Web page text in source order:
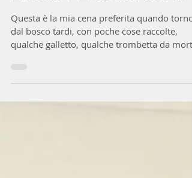
ZUCCA E CASTAGNE
Questa è la mia cena preferita quando torno
dal bosco tardi, con poche cose raccolte,